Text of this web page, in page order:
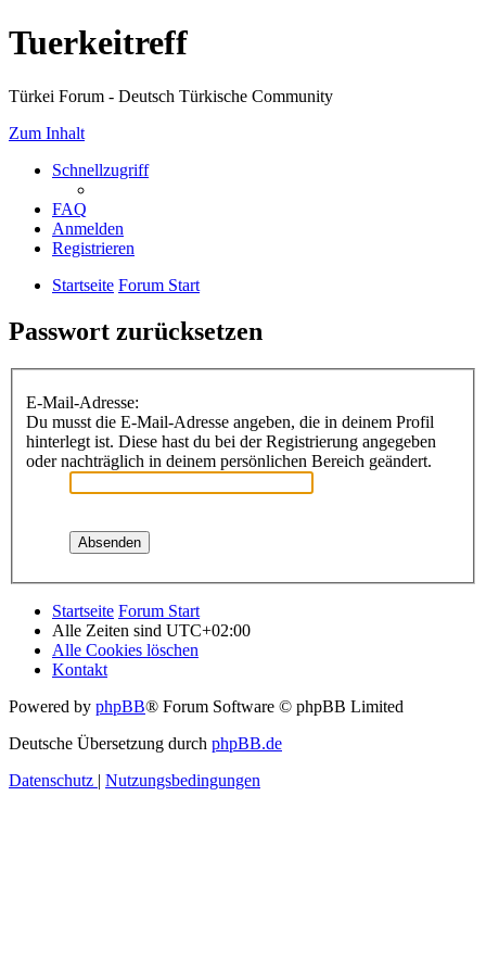
Tuerkeitreff
Türkei Forum - Deutsch Türkische Community
Zum Inhalt
Schnellzugriff
FAQ
Anmelden
Registrieren
Startseite Forum Start
Passwort zurücksetzen
E-Mail-Adresse:
Du musst die E-Mail-Adresse angeben, die in deinem Profil
hinterlegt ist. Diese hast du bei der Registrierung angegeben
oder nachträglich in deinem persönlichen Bereich geändert.
Startseite Forum Start
Alle Zeiten sind UTC+02:00
Alle Cookies löschen
Kontakt
Powered by phpBB® Forum Software © phpBB Limited
Deutsche Übersetzung durch phpBB.de
Datenschutz | Nutzungsbedingungen